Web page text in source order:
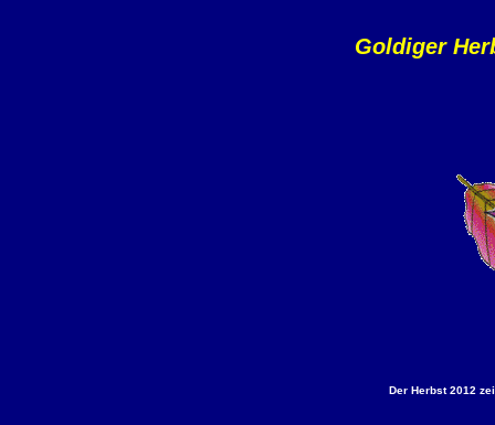
Goldiger
Der Herbst 2012